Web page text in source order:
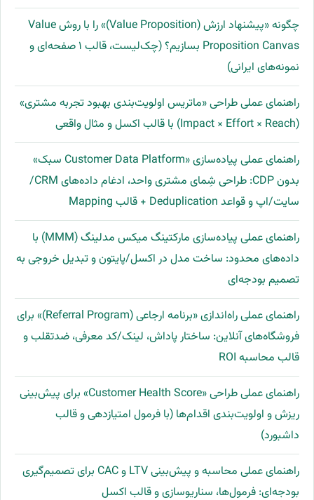
چگونه «پیشنهاد ارزش (Value Proposition)» را با روش Value
Proposition Canvas بسازیم؟ (چک‌لیست، قالب ۱ صفحه‌ای و
نمونه‌های ایرانی)
راهنمای عملی طراحی «ماتریس اولویت‌بندی بهبود تجربه مشتری»
(Impact × Effort × Reach) با قالب اکسل و مثال واقعی
راهنمای عملی پیاده‌سازی «Customer Data Platform سبک»
بدون CDP: طراحی شِمای مشتری واحد، ادغام داده‌های CRM/
سایت/اپ و قواعد Deduplication + قالب Mapping
راهنمای عملی پیاده‌سازی مارکتینگ میکس مدلینگ (MMM) با
داده‌های محدود: ساخت مدل در اکسل/پایتون و تبدیل خروجی به
تصمیم بودجه‌ای
راهنمای عملی راه‌اندازی «برنامه ارجاعی (Referral Program)» برای
فروشگاه‌های آنلاین: ساختار پاداش، لینک/کد معرفی، ضدتقلب و
قالب محاسبه ROI
راهنمای عملی طراحی «Customer Health Score» برای پیش‌بینی
ریزش و اولویت‌بندی اقدام‌ها (با فرمول امتیازدهی و قالب
داشبورد)
راهنمای عملی محاسبه و پیش‌بینی LTV و CAC برای تصمیم‌گیری
بودجه‌ای: فرمول‌ها، سناریوسازی و قالب اکسل